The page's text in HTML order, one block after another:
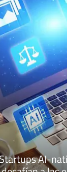
AI-